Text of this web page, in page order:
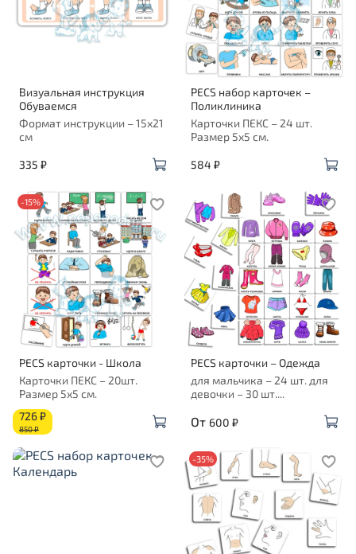
Визуальная инструкция
Обуваемся
Формат инструкции – 15х21
см
335 ₽
PECS набор карточек –
Поликлиника
Карточки ПЕКС – 24 шт.
Размер 5х5 см.
584 ₽
-15%
PECS карточки - Школа
Карточки ПЕКС – 20шт.
Размер 5х5 см.
726 ₽
850 ₽
PECS карточки – Одежда
для мальчика – 24 шт. для
девочки – 30 шт....
От 600 ₽
-35%